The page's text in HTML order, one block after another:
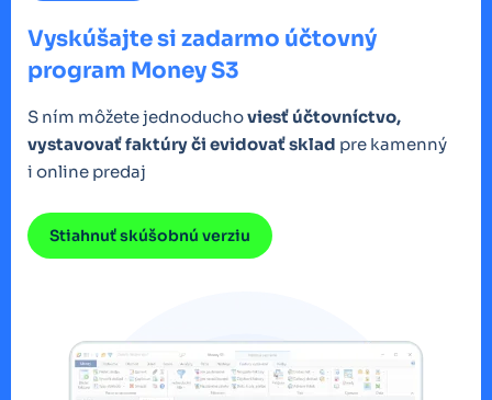
Vyskúšajte si zadarmo účtovný
program Money S3
S ním môžete jednoduchoviesť účtovníctvo,
vystavovať faktúry či evidovať sklad pre kamenný
i online predaj
Stiahnuť skúšobnú verziu